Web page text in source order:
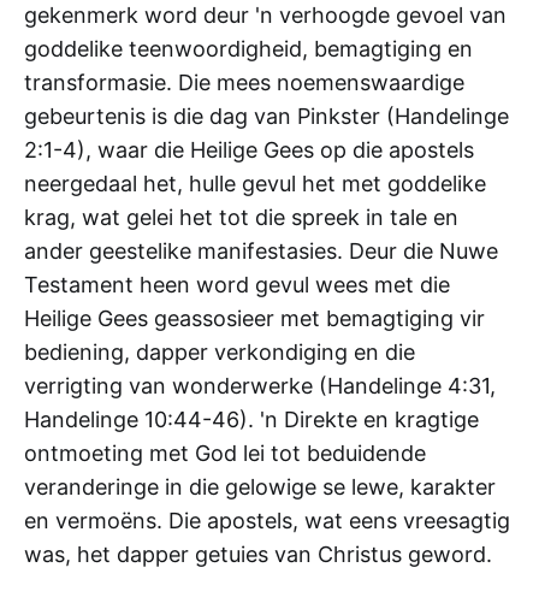
gekenmerk word deur 'n verhoogde gevoel van
goddelike teenwoordigheid, bemagtiging en
transformasie. Die mees noemenswaardige
gebeurtenis is die dag van Pinkster (Handelinge
2:1-4), waar die Heilige Gees op die apostels
neergedaal het, hulle gevul het met goddelike
krag, wat gelei het tot die spreek in tale en
ander geestelike manifestasies. Deur die Nuwe
Testament heen word gevul wees met die
Heilige Gees geassosieer met bemagtiging vir
bediening, dapper verkondiging en die
verrigting van wonderwerke (Handelinge 4:31,
Handelinge 10:44-46). 'n Direkte en kragtige
ontmoeting met God lei tot beduidende
veranderinge in die gelowige se lewe, karakter
en vermoëns. Die apostels, wat eens vreesagtig
was, het dapper getuies van Christus geword.